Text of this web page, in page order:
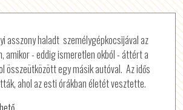
asszony haladt személygépkocsijával az
amikor - eddig ismeretlen okból - áttért a
összeütközött egy másik autóval. Az idős
ahol az esti órákban életét vesztette.